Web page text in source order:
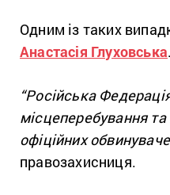
Одним із таких
Анастасія Глуховська.
“Російська
місцеперебування
офіційних
правозахисниця.